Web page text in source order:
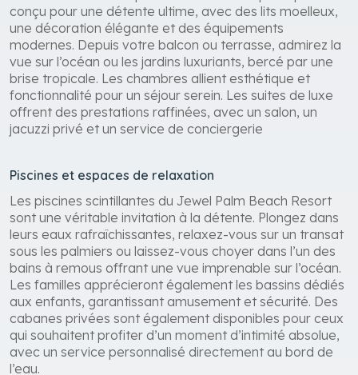
Spacieuses et lumineuses, les chambres et suites du
Jewel Palm Beach Resort offrent un confort absolu
dans un cadre exotique enchanteur. Chaque espace est
conçu pour une détente ultime, avec des lits moelleux,
une décoration élégante et des équipements
modernes. Depuis votre balcon ou terrasse, admirez la
vue sur l’océan ou les jardins luxuriants, bercé par une
brise tropicale. Les chambres allient esthétique et
jacuzzi privé et un service de conciergerie
Piscines et espaces de relaxation
Les piscines scintillantes du Jewel Palm Beach Resort
sont une véritable invitation à la détente. Plongez dans
leurs eaux rafraîchissantes, relaxez-vous sur un transat
sous les palmiers ou laissez-vous choyer dans l’un des
bains à remous offrant une vue imprenable sur l’océan.
Les familles apprécieront également les bassins dédiés
aux enfants, garantissant amusement et sécurité. Des
cabanes privées sont également disponibles pour ceux